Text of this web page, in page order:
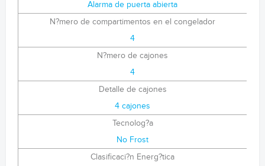
Alarma de puerta abierta
N?mero de compartimentos en el congelador
4
N?mero de cajones
4
Detalle de cajones
4 cajones
Tecnolog?a
No Frost
Clasificaci?n Energ?tica